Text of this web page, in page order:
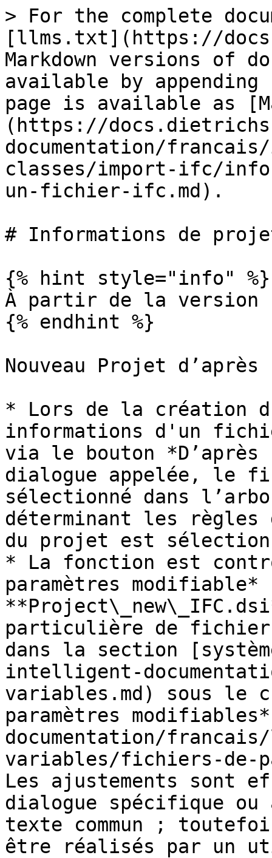
> For the complete
[llms.txt](https://
Markdown versions of
available by
page is available as
(https://
documentation/
classes/import-ifc/
un-fichier-ifc.md).
# Informations de
{% hint style="info" %}
À partir de la version
{% endhint %}
Nouveau Projet
* Lors de la création
informations d'un
via le bouton
dialogue appelée, le
sélectionné dans
déterminant les règles
du projet est
* La fonction est
paramètres modifiable*
particulière de
dans la section
intelligent-
variables.md) sous le
paramètres
documentation/
variables/fichiers-de-
Les ajustements sont
dialogue spécifique ou
texte commun ;
être réalisés par un